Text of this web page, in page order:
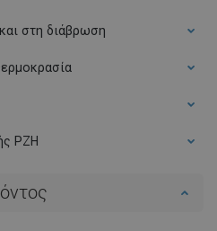
στη διάβρωση
PZH